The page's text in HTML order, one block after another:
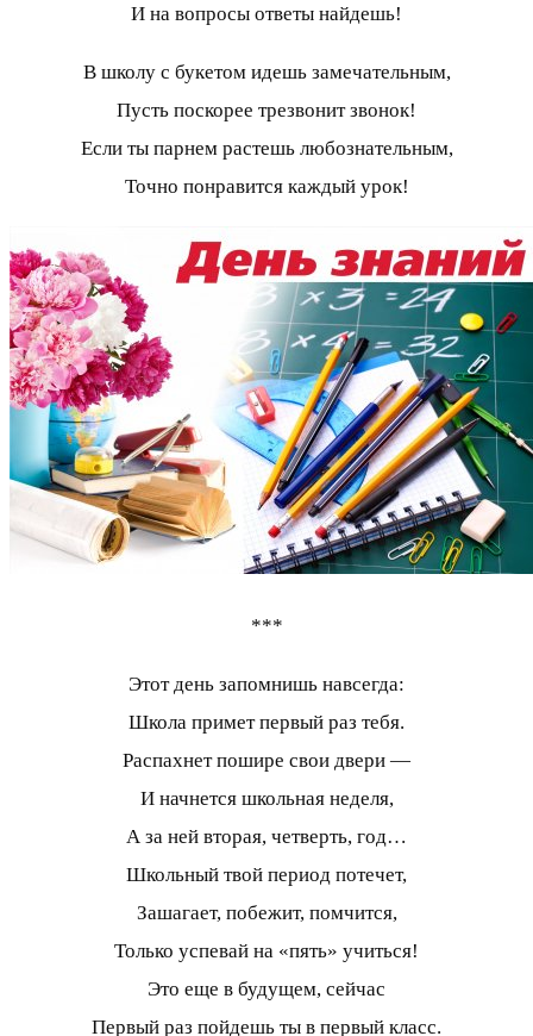
И на вопросы ответы найдешь!
В школу с букетом идешь замечательным,
Пусть поскорее трезвонит звонок!
Если ты парнем растешь любознательным,
Точно понравится каждый урок!
***
Этот день запомнишь навсегда:
Школа примет первый раз тебя.
Распахнет пошире свои двери —
И начнется школьная неделя,
А за ней вторая, четверть, год…
Школьный твой период потечет,
Зашагает, побежит, помчится,
Только успевай на «пять» учиться!
Это еще в будущем, сейчас
Первый раз пойдешь ты в первый класс.